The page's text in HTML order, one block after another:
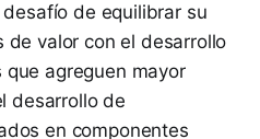
de equilibrar su
de valor con el desarrollo
agreguen mayor
desarrollo de
en componentes